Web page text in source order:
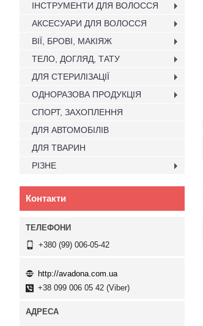
ІНСТРУМЕНТИ ДЛЯ ВОЛОССЯ
АКСЕСУАРИ ДЛЯ ВОЛОССЯ
ВІЇ, БРОВІ, МАКІЯЖ
ТЕЛО, ДОГЛЯД, ТАТУ
ДЛЯ СТЕРИЛІЗАЦІЇ
ОДНОРАЗОВА ПРОДУКЦІЯ
СПОРТ, ЗАХОПЛЕННЯ
ДЛЯ АВТОМОБІЛІВ
ДЛЯ ТВАРИН
РІЗНЕ
Контакти
+380 (99) 006-05-42
http://avadona.com.ua
+38 099 006 05 42 (Viber)